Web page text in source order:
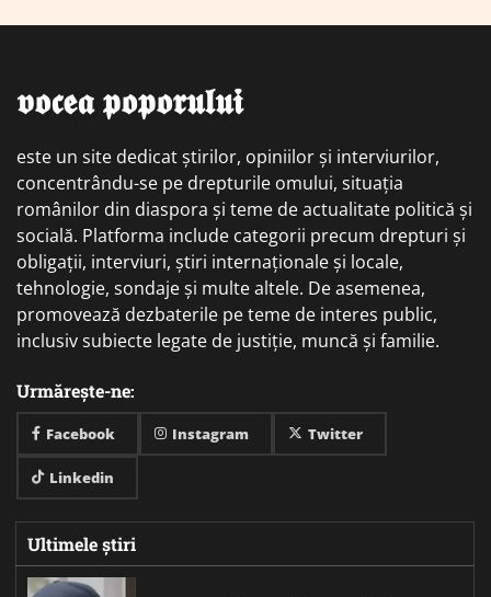
𝖛𝖔𝖈𝖊𝖆 𝖕𝖔𝖕𝖔𝖗𝖚𝖑𝖚𝖎
este un site dedicat știrilor, opiniilor și interviurilor,
concentrându-se pe drepturile omului, situația
românilor din diaspora și teme de actualitate politică și
socială. Platforma include categorii precum drepturi și
obligații, interviuri, știri internaționale și locale,
tehnologie, sondaje și multe altele. De asemenea,
promovează dezbaterile pe teme de interes public,
inclusiv subiecte legate de justiție, muncă și familie.
Urmărește-ne:
Facebook Instagram Twitter
Linkedin
Ultimele știri